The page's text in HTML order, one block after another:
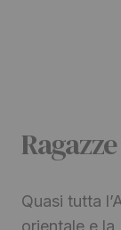
Quasi tutta
orientale e la